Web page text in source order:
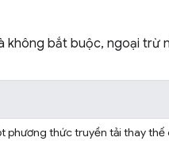
không bắt buộc, ngoại trừ
phương thức truyền tải thay thế